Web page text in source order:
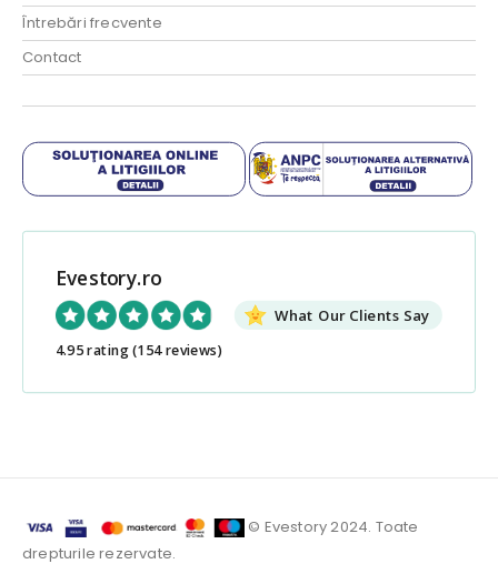
Întrebări frecvente
Contact
Evestory.ro
What Our Clients Say
4.95 rating(154 reviews)
© Evestory 2024. Toate
drepturile rezervate.